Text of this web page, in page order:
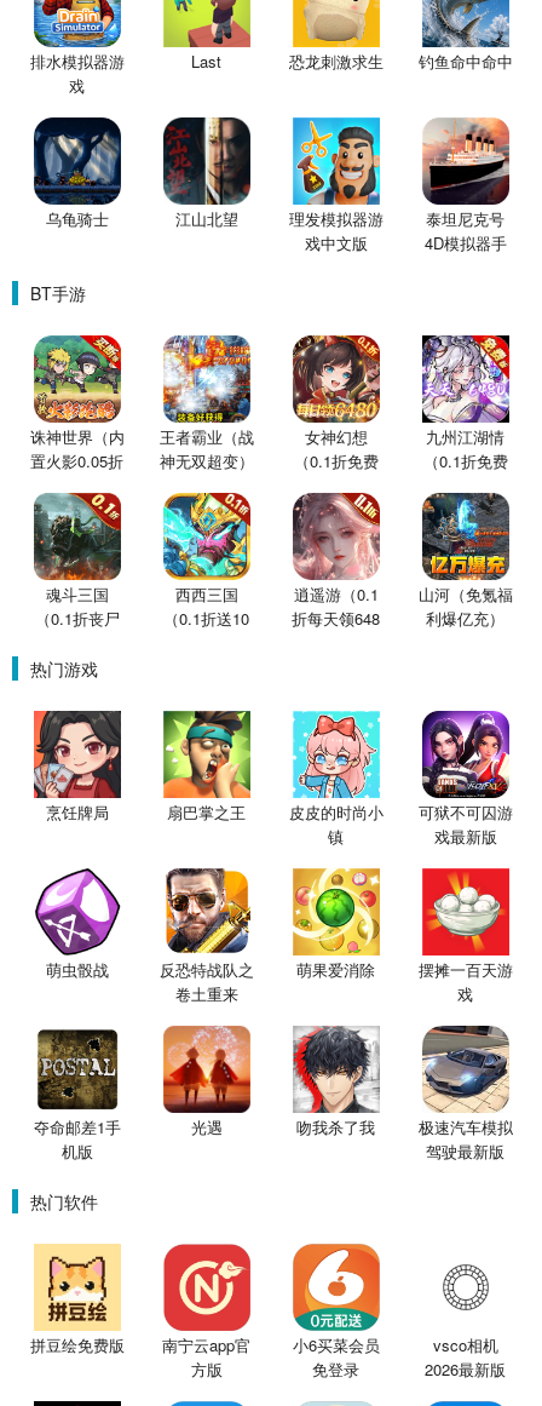
排水模拟器游
戏
Last 恐龙刺激求生 钓鱼命中命中
乌龟骑士 江山北望
理发模拟器游
戏中文版
泰坦尼克号
4D模拟器手
BT手游
诛神世界（内
置火影0.05折
王者霸业（战
神无双超变）
女神幻想
（0.1折免费
九州江湖情
（0.1折免费
魂斗三国
（0.1折丧尸
西西三国
（0.1折送10
逍遥游（0.1
折每天领648
山河（免氪福
利爆亿充）
热门游戏
烹饪牌局 扇巴掌之王
皮皮的时尚小
镇
可狱不可囚游
戏最新版
萌虫骰战
反恐特战队之
卷土重来
萌果爱消除
摆摊一百天游
戏
夺命邮差1手
机版
光遇 吻我杀了我
极速汽车模拟
驾驶最新版
热门软件
拼豆绘免费版
南宁云app官
方版
小6买菜会员
免登录
vsco相机
2026最新版